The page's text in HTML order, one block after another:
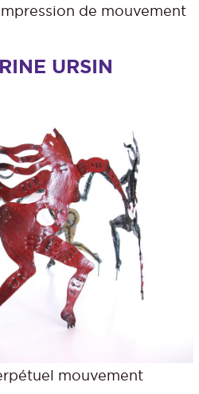
de mouvement
URSIN
mouvement